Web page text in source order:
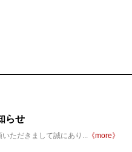
らせ
ただきまして誠にあり... 《more》